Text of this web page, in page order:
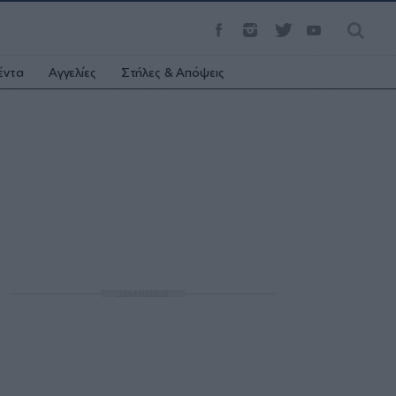
Αγγελίες Στήλες & Απόψεις